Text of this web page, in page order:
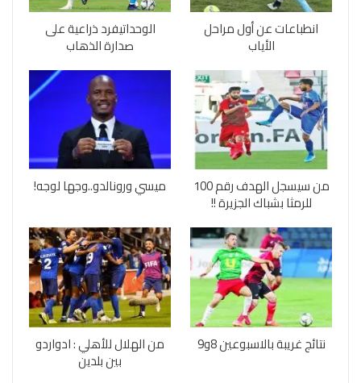
انطباعات عن أول مراحل
الأياب
الوحداتيفرد ذراعية على
صدارة الذهاب
من سيسجل الهدف رقم 100
للرمثا بشباك الجزيرة !!
ميسي ورونالدو..وجها لوجه!
نتائج غريبة بالاسبوعين 8و9 من الهلال للأهلي : ادواردو
بين بلدين